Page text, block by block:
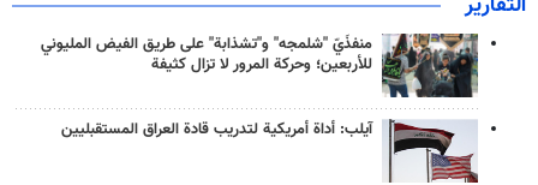
منفذَيّ "شلمجه" و"تشذابة" على طريق الفيض المليوني
للأربعين؛ وحركة المرور لا تزال كثيفة
آيلب: أداة أمريكية لتدريب قادة العراق المستقبليين